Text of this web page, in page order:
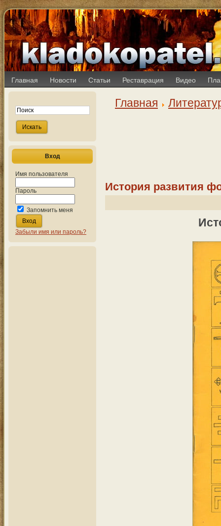
Главная Новости Статьи Реставрация Видео
Вход
Имя пользователя
Пароль
Запомнить меня
Забыли имя или пароль?
Главная
История развития